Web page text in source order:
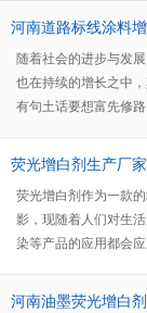
还是选择厂家直接供
河南道路标线涂料
随着社会的进步与发
也在持续的增长之中
有句土话要想富先修
荧光增白剂生产厂
荧光增白剂作为一款
影，现随着人们对生
染等产品的应用都会
专业生产荧光增白剂厂
河南油墨荧光增白